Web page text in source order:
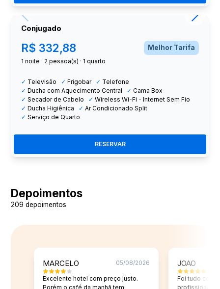
Conjugado
R$ 332,88 Melhor Tarifa
1 noite · 2 pessoa(s) · 1 quarto
✓ Televisão ✓ Frigobar ✓ Telefone
✓ Ducha com Aquecimento Central ✓ Cama Box
✓ Secador de Cabelo ✓ Wireless Wi-Fi - Internet Sem Fio
✓ Ducha Higiênica ✓ Ar Condicionado Split
✓ Serviço de Quarto
RESERVAR
Depoimentos
209 depoimentos
MARCELO 05/08/2026
Excelente hotel com preço justo.
Porém o café da manhã tem
JOAO
Foi tudo com